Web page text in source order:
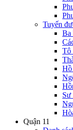
Tuyến
Ba
Tô
Sư
Quận 11